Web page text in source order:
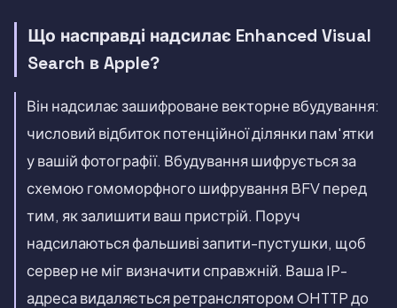
Що насправді надсилає Enhanced Visual
Search в Apple?
Він надсилає зашифроване векторне вбудування:
числовий відбиток потенційної ділянки пам'ятки
у вашій фотографії. Вбудування шифрується за
схемою гомоморфного шифрування BFV перед
тим, як залишити ваш пристрій. Поруч
надсилаються фальшиві запити-пустушки, щоб
сервер не міг визначити справжній. Ваша IP-
адреса видаляється ретранслятором OHTTP до